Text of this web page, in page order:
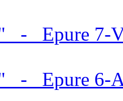
- Epure 7-
- Epure 6-